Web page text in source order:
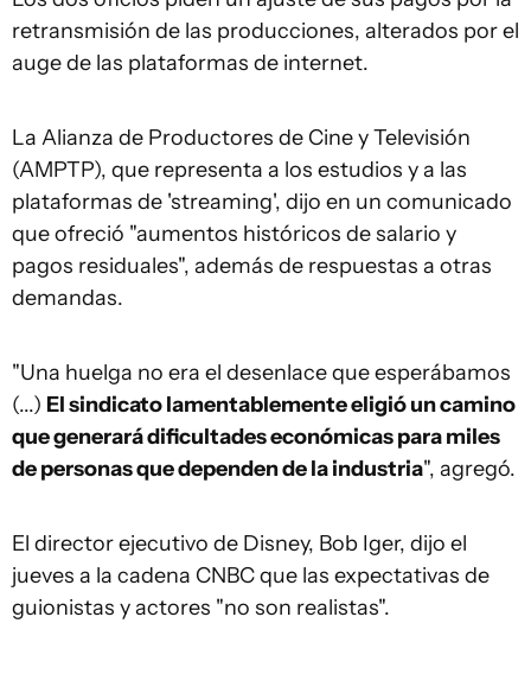
retransmisión de las producciones, alterados por el
auge de las plataformas de internet.
La Alianza de Productores de Cine y Televisión
(AMPTP), que representa a los estudios y a las
plataformas de 'streaming', dijo en un comunicado
que ofreció "aumentos históricos de salario y
pagos residuales", además de respuestas a otras
demandas.
"Una huelga no era el desenlace que esperábamos
(...) El sindicato lamentablemente eligió un camino
que generará dificultades económicas para miles
de personas que dependen de la industria", agregó.
El director ejecutivo de Disney, Bob Iger, dijo el
jueves a la cadena CNBC que las expectativas de
guionistas y actores "no son realistas".